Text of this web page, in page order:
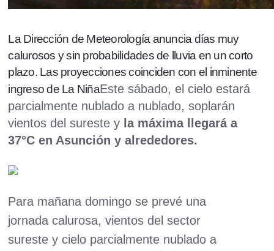
La Dirección de Meteorología anuncia días muy
calurosos y sin probabilidades de lluvia en un corto
plazo. Las proyecciones coinciden con el inminente
ingreso de La NiñaEste sábado, el cielo estará
parcialmente nublado a nublado, soplarán
vientos del sureste y la máxima llegará a
37°C en Asunción y alrededores.
Para mañana domingo se prevé una
jornada calurosa, vientos del sector
sureste y cielo parcialmente nublado a